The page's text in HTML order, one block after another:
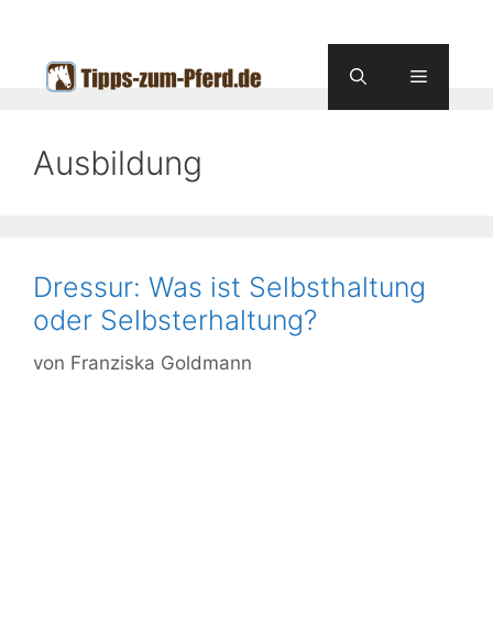
springen
Menü
Ausbildung
Dressur: Was ist Selbsthaltung
oder Selbsterhaltung?
von Franziska Goldmann